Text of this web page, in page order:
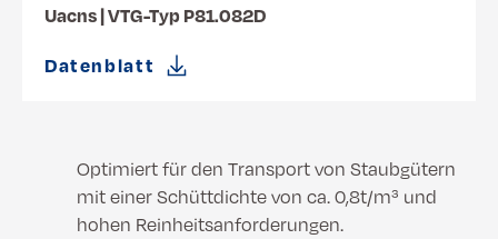
Uacns | VTG-Typ P81.082D
Datenblatt
Optimiert für den Transport von Staubgütern
mit einer Schüttdichte von ca. 0,8t/m³ und
hohen Reinheitsanforderungen.